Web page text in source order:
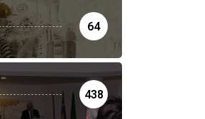
64
438